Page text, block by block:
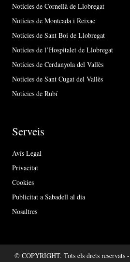
Notícies de Cornellà de Llobregat
Notícies de Montcada i Reixac
Notícies de Sant Boi de Llobregat
Notícies de l’Hospitalet de Llobregat
Notícies de Cerdanyola del Vallès
Notícies de Sant Cugat del Vallès
Notícies de Rubí
Serveis
Avís Legal
Privacitat
Cookies
Publicitat a Sabadell al dia
Nosaltres
© COPYRIGHT. Tots els drets reservats